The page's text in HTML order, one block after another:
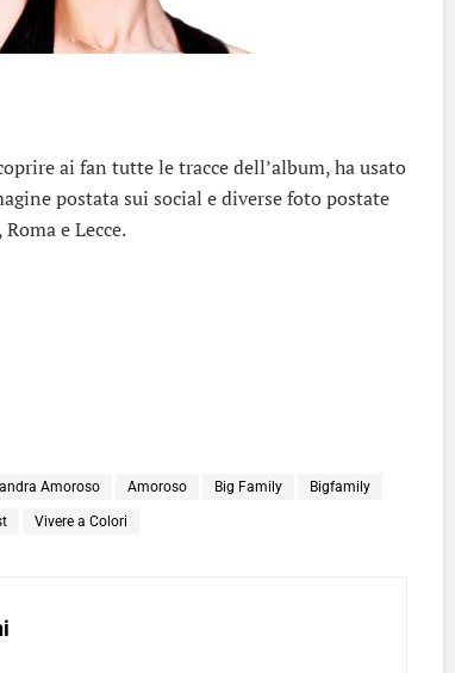
ai fan tutte le tracce dell’album, ha usato
postata sui social e diverse foto postate
e Lecce.
Amoroso Amoroso Big Family Bigfamily
Vivere a Colori